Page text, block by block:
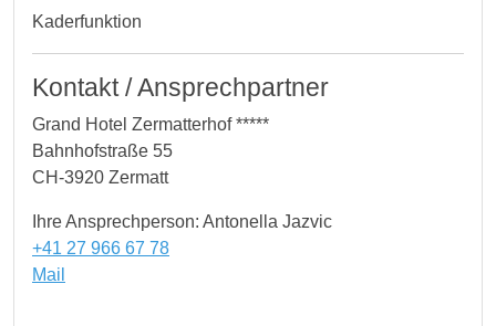
Kaderfunktion
Kontakt / Ansprechpartner
Grand Hotel Zermatterhof *****
Bahnhofstraße 55
CH-3920 Zermatt
Ihre Ansprechperson: Antonella Jazvic
+41 27 966 67 78
Mail